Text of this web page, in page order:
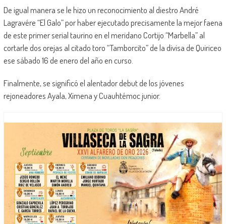
De igual manera se le hizo un reconocimiento al diestro André
Lagravére “El Galo” por haber ejecutado precisamente la mejor faena
de este primer serial taurino en el meridano Cortijo “Marbella” al
cortarle dos orejas al citado toro “Tamborcito” de la divisa de Quiriceo
ese sábado 16 de enero del año en curso.
Finalmente, se significó el alentador debut de los jóvenes
rejoneadores Ayala, Ximena y Cuauhtémoc junior.